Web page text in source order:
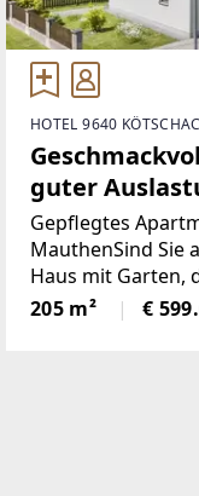
HOTEL 9640
guter
Gepflegtes
MauthenSind Sie
Haus mit Garten,
hohe
Lage bietet?
205 m² €